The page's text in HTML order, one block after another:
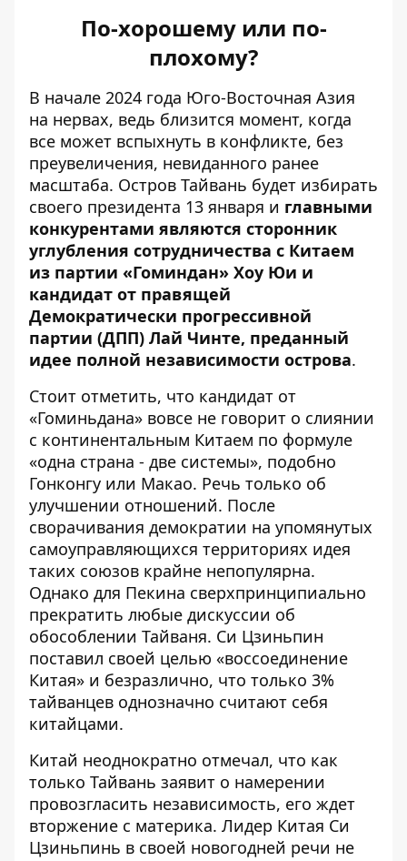
По-хорошему или по-
плохому?
В начале 2024 года Юго-Восточная Азия
на нервах, ведь близится момент, когда
все может вспыхнуть в конфликте, без
преувеличения, невиданного ранее
масштаба. Остров Тайвань будет избирать
своего президента 13 января и главными
конкурентами являются сторонник
углубления сотрудничества с Китаем
из партии «Гоминдан» Хоу Юи и
кандидат от правящей
Демократически прогрессивной
партии (ДПП) Лай Чинте, преданный
идее полной независимости острова.
Стоит отметить, что кандидат от
«Гоминьдана» вовсе не говорит о слиянии
с континентальным Китаем по формуле
«одна страна - две системы», подобно
Гонконгу или Макао. Речь только об
улучшении отношений. После
сворачивания демократии на упомянутых
самоуправляющихся территориях идея
таких союзов крайне непопулярна.
Однако для Пекина сверхпринципиально
прекратить любые дискуссии об
обособлении Тайваня. Си Цзиньпин
поставил своей целью «воссоединение
Китая» и безразлично, что только 3%
тайванцев однозначно считают себя
китайцами.
Китай неоднократно отмечал, что как
только Тайвань заявит о намерении
провозгласить независимость, его ждет
вторжение с материка. Лидер Китая Си
Цзиньпинь в своей новогодней речи не